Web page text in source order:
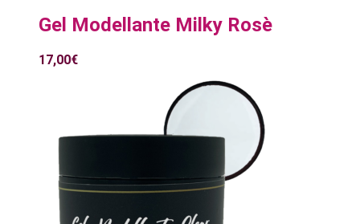
Gel Modellante Milky Rosè
17,00€